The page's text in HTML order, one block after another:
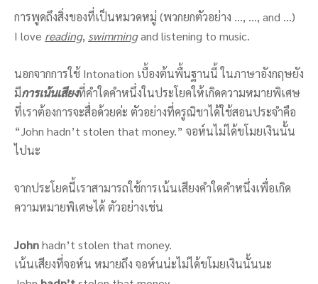
การพูดถึงสิ่งของที่เป็นหมวดหมู่ (พวกยกตัวอย่าง …, …, and …)
I love reading, swimmingand listening to music.
นอกจากการใช้ Intonation เบื้องต้นพื้นฐานนี้ ในภาษาอังกฤษยัง
มีการเน้นเสียงที่คำใดคำหนึ่งในประโยคให้เกิดความหมายพิเศษ
ที่เราต้องการจะสื่อด้วยค่ะ ตัวอย่างที่ครูณิชาได้ใช้สอนประจำคือ
“John hadn’t stolen that money.” จอห์นไม่ได้ขโมยเงินนั้น
ไปนะ
จากประโยคนี้เราสามารถใช้การเน้นเสียงคำใดคำหนึ่งเพื่อเกิด
ความหมายพิเศษได้ ตัวอย่างเช่น
Johnhadn’t stolen that money.
เน้นเสียงที่จอห์น หมายถึง จอห์นน่ะไม่ได้ขโมยเงินนั้นนะ